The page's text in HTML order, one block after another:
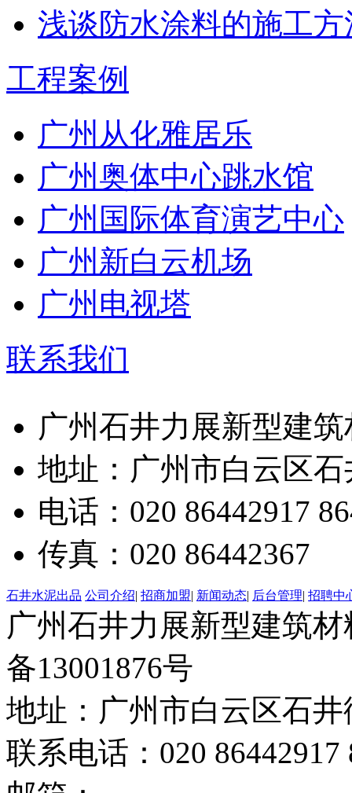
浅谈防水涂料的施工
工程案例
广州从化雅居乐
广州奥体中心跳水馆
广州国际体育演艺中心
广州新白云机场
广州电视塔
联系我们
广州石井力展新型建
地址：广州市白云区
电话：020 86442917
传真：020 86442367
石井水泥出品 公司介绍| 招商加盟| 新闻动态| 后台管理| 招聘中
广州石井力展新型建筑
备13001876号
地址：广州市白云区石井
联系电话：020 86442917